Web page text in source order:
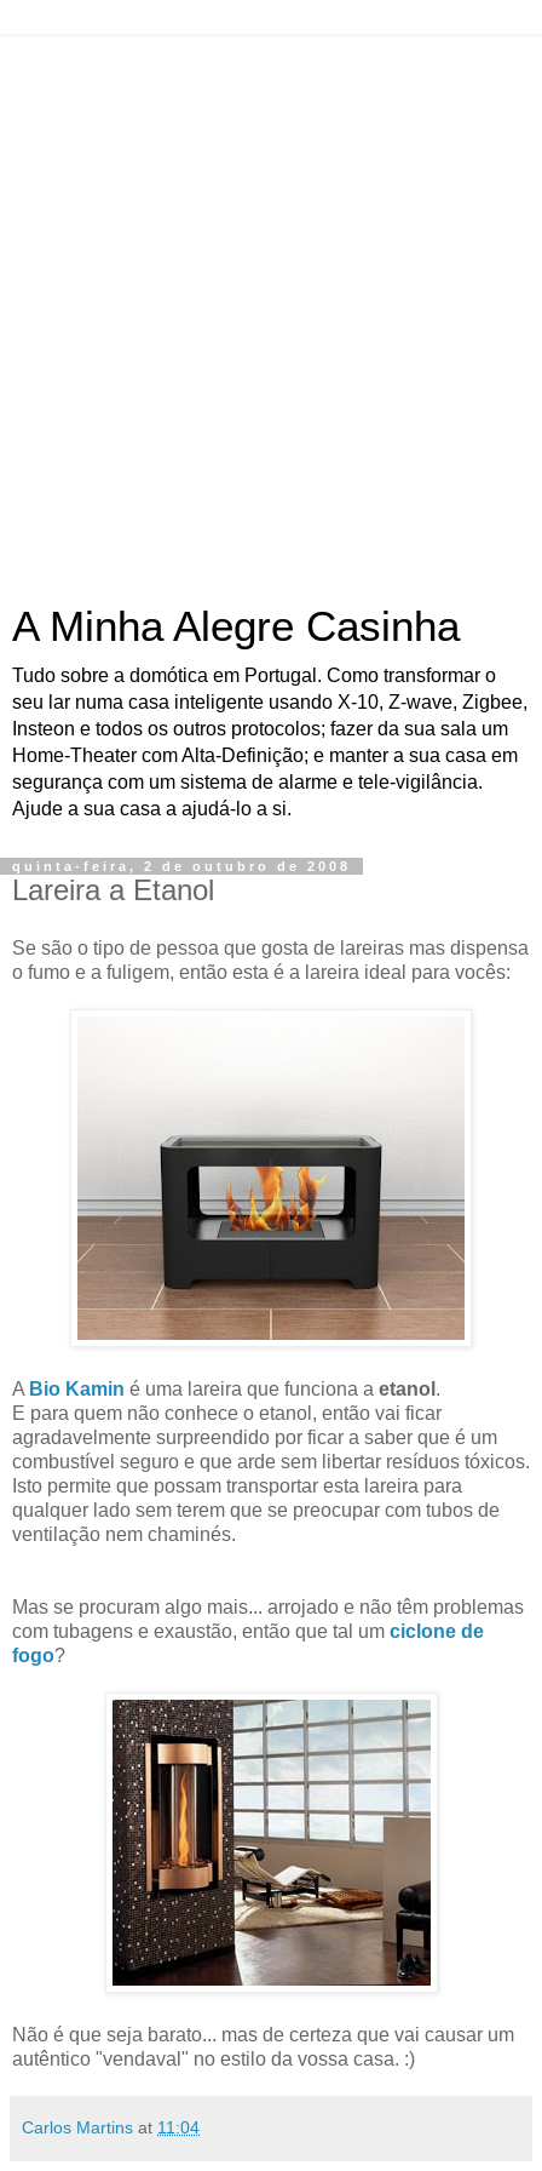
A Minha Alegre Casinha
Tudo sobre a domótica em Portugal. Como transformar o
seu lar numa casa inteligente usando X-10, Z-wave, Zigbee,
Insteon e todos os outros protocolos; fazer da sua sala um
Home-Theater com Alta-Definição; e manter a sua casa em
segurança com um sistema de alarme e tele-vigilância.
Ajude a sua casa a ajudá-lo a si.
quinta-feira, 2 de outubro de 2008
Lareira a Etanol
Se são o tipo de pessoa que gosta de lareiras mas dispensa
o fumo e a fuligem, então esta é a lareira ideal para vocês:
A Bio Kamin é uma lareira que funciona a etanol .
E para quem não conhece o etanol, então vai ficar
agradavelmente surpreendido por ficar a saber que é um
combustível seguro e que arde sem libertar resíduos tóxicos.
Isto permite que possam transportar esta lareira para
qualquer lado sem terem que se preocupar com tubos de
ventilação nem chaminés.
Mas se procuram algo mais... arrojado e não têm problemas
com tubagens e exaustão, então que tal um ciclone de
fogo?
Não é que seja barato... mas de certeza que vai causar um
autêntico "vendaval" no estilo da vossa casa. :)
Carlos Martins at 11:04